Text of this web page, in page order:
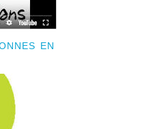
EN